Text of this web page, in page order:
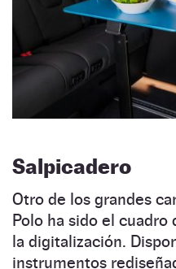
Salpicadero
Otro de los grandes
Polo ha sido el cuadro
la digitalización.
instrumentos